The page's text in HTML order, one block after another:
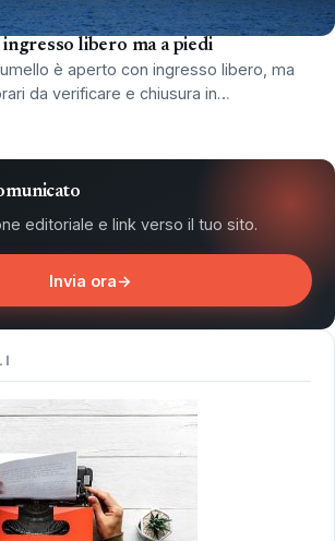
libero ma a piedi
è aperto con ingresso libero, ma
da verificare e chiusura in…
editoriale e link verso il tuo sito.
Invia ora→